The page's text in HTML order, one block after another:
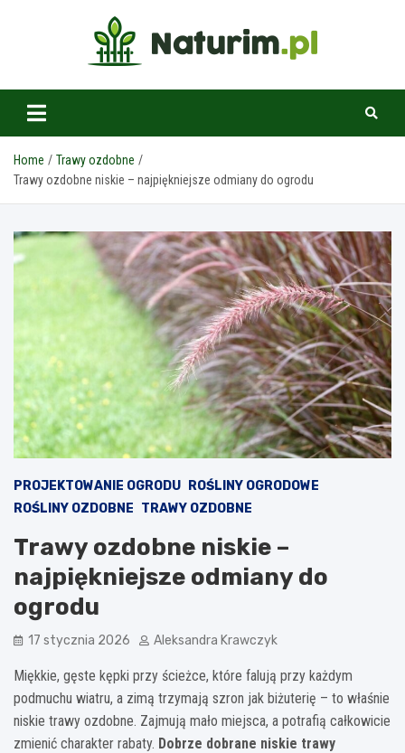
www.naturim.pl
Home
Trawy ozdobne
Trawy ozdobne niskie – najpiękniejsze odmiany do ogrodu
PROJEKTOWANIE OGRODU
ROŚLINY OGRODOWE
ROŚLINY OZDOBNE TRAWY OZDOBNE
Trawy ozdobne niskie –
najpiękniejsze odmiany do
ogrodu
17 stycznia 2026 Aleksandra Krawczyk
Miękkie, gęste kępki przy ścieżce, które falują przy każdym
podmuchu wiatru, a zimą trzymają szron jak biżuterię – to właśnie
niskie trawy ozdobne. Zajmują mało miejsca, a potrafią całkowicie
zmienić charakter rabaty. Dobrze dobrane niskie trawy